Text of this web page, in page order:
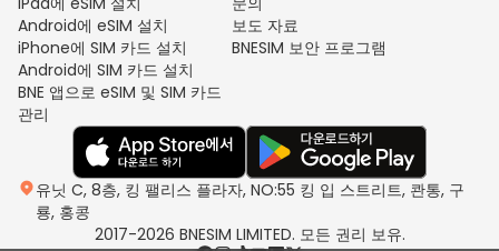
Android에 eSIM 설치
iPhone에 SIM 카드 설치
Android에 SIM 카드 설치
BNE 앱으로 eSIM 및 SIM 카드
관리
보도 자료
BNESIM 보안 프로그램
유닛 C, 8층, 킹 팰리스 플라자, NO:55 킹 입 스트리트, 콴통, 구
룡, 홍콩
2017-2026 BNESIM LIMITED. 모든 권리 보유.